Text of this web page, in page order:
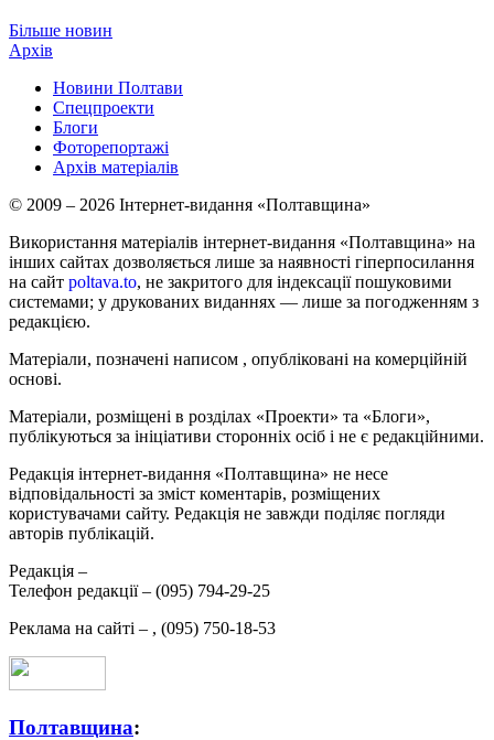
Більше новин
Архів
Новини Полтави
Спецпроекти
Блоги
Фоторепортажі
Архів матеріалів
© 2009 – 2026 Інтернет-видання «Полтавщина»
Використання матеріалів інтернет-видання «Полтавщина» на
інших сайтах дозволяється лише за наявності гіперпосилання
на сайт poltava.to, не закритого для індексації пошуковими
системами; у друкованих виданнях — лише за погодженням з
редакцією.
Матеріали, позначені написом , опубліковані на комерційній
основі.
Матеріали, розміщені в розділах «Проекти» та «Блоги»,
публікуються за ініціативи сторонніх осіб і не є редакційними.
Редакція інтернет-видання «Полтавщина» не несе
відповідальності за зміст коментарів, розміщених
користувачами сайту. Редакція не завжди поділяє погляди
авторів публікацій.
Редакція –
Телефон редакції – (095) 794-29-25
Реклама на сайті – , (095) 750-18-53
Полтавщина: